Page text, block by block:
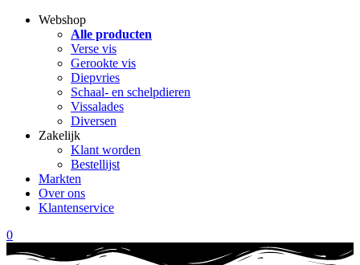
Webshop
Alle producten
Verse vis
Gerookte vis
Diepvries
Schaal- en schelpdieren
Vissalades
Diversen
Zakelijk
Klant worden
Bestellijst
Markten
Over ons
Klantenservice
0